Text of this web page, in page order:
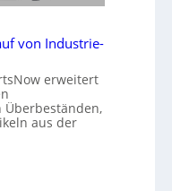
von Industrie-
erweitert
Überbeständen,
aus der